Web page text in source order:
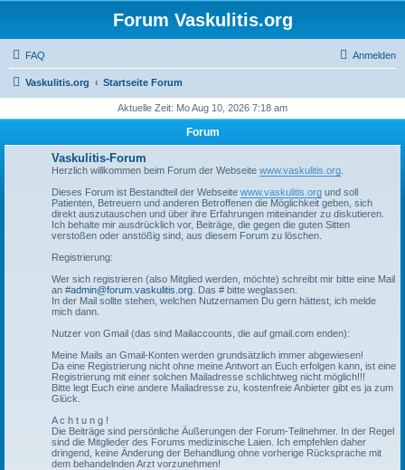
Forum Vaskulitis.org
FAQ Anmelden
Vaskulitis.org Startseite Forum
Aktuelle Zeit: Mo Aug 10, 2026 7:18 am
Forum
Vaskulitis-Forum
Herzlich willkommen beim Forum der Webseite www.vaskulitis.org
Dieses Forum ist Bestandteil der Webseite www.vaskulitis.org und soll
Patienten, Betreuern und anderen Betroffenen die Möglichkeit geben, sich
direkt auszutauschen und über ihre Erfahrungen miteinander zu diskutieren.
Ich behalte mir ausdrücklich vor, Beiträge, die gegen die guten Sitten
verstoßen oder anstößig sind, aus diesem Forum zu löschen.
Registrierung:
Wer sich registrieren (also Mitglied werden, möchte) schreibt mir bitte eine Mail
an #admin@forum.vaskulitis.org . Das # bitte weglassen.
In der Mail sollte stehen, welchen Nutzernamen Du gern hättest, ich melde
mich dann.
Nutzer von Gmail (das sind Mailaccounts, die auf gmail.com enden):
Meine Mails an Gmail-Konten werden grundsätzlich immer abgewiesen!
Da eine Registrierung nicht ohne meine Antwort an Euch erfolgen kann, ist eine
Registrierung mit einer solchen Mailadresse schlichtweg nicht möglich!!!
Bitte legt Euch eine andere Mailadresse zu, kostenfreie Anbieter gibt es ja zum
Glück.
A c h t u n g !
Die Beiträge sind persönliche Äußerungen der Forum-Teilnehmer. In der Regel
sind die Mitglieder des Forums medizinische Laien. Ich empfehlen daher
dringend, keine Änderung der Behandlung ohne vorherige Rücksprache mit
dem behandelnden Arzt vorzunehmen!